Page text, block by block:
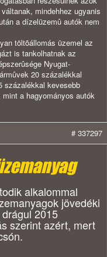
mindehhez ugyanis
a dízelüzemû autók nem
töltõállomás üzemel az
is tankolhatnak az
Nyugat-
20 százalékkal
százalékkal kevesebb
a hagyományos autók
# 337297
alkalommal
jövedéki
2015
szerint azért, mert